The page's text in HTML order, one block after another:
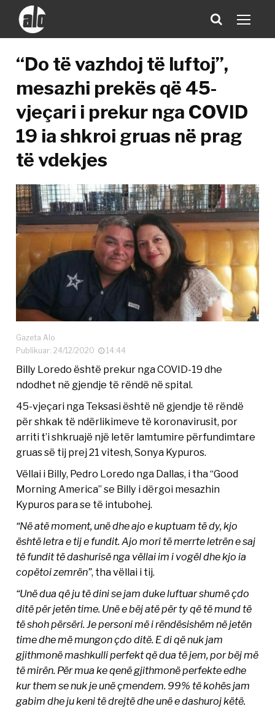
“Do të vazhdoj të luftoj”,
mesazhi prekës që 45-
vjeçari i prekur nga COVID
19 ia shkroi gruas në prag
të vdekjes
Gazeta Alo
Publikuar: 24/12/2020
14:44
Billy Loredo është prekur nga COVID-19 dhe
ndodhet në gjendje të rëndë në spital.
45-vjeçari nga Teksasi është në gjendje të rëndë
për shkak të ndërlikimeve të koronavirusit, por
arriti t’i shkruajë një letër lamtumire përfundimtare
gruas së tij prej 21 vitesh, Sonya Kypuros.
Vëllai i Billy, Pedro Loredo nga Dallas, i tha “Good
Morning America” se Billy i dërgoi mesazhin
Kypuros para se të intubohej.
“Në atë moment, unë dhe ajo e kuptuam të dy, kjo
është letra e tij e fundit. Ajo mori të merrte letrën e saj
të fundit të dashurisë nga vëllai im i vogël dhe kjo ia
copëtoi zemrën”, tha vëllai i tij.
“Unë dua që ju të dini se jam duke luftuar shumë çdo
ditë për jetën time. Unë e bëj atë për ty që të mund të
të shoh përsëri. Je personi më i rëndësishëm në jetën
time dhe më mungon çdo ditë. E di që nuk jam
gjithmonë mashkulli perfekt që dua të jem, por bëj më
të mirën. Për mua ke qenë gjithmonë perfekte edhe
kur them se nuk je unë çmendem. 99% të kohës jam
gabim dhe ju keni të drejtë dhe unë e dashuroj këtë.